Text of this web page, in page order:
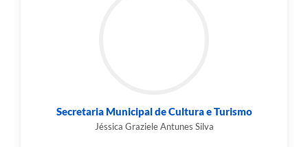
Secretaria Municipal de Cultura e Turismo
Jéssica Graziele Antunes Silva